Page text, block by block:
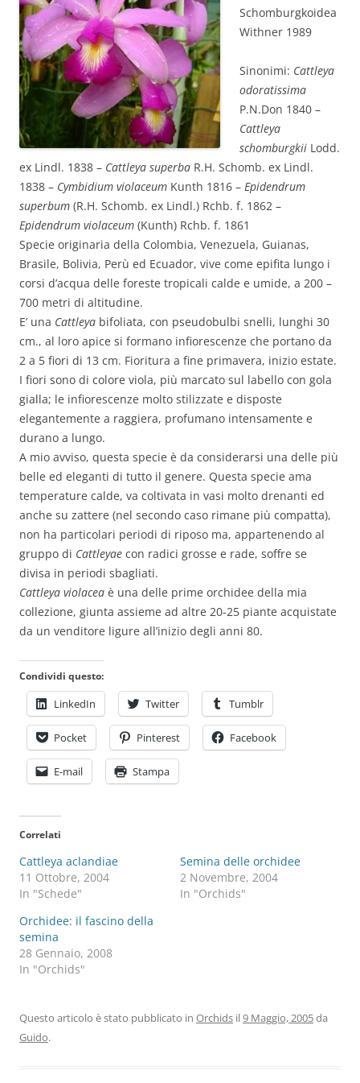
Schomburgkoidea
Withner 1989
Sinonimi: Cattleya
odoratissima
P.N.Don 1840 –
Cattleya
schomburgkii Lodd.
ex Lindl. 1838 – Cattleya superba R.H. Schomb. ex Lindl.
1838 – Cymbidium violaceum Kunth 1816 – Epidendrum
superbum (R.H. Schomb. ex Lindl.) Rchb. f. 1862 –
Epidendrum violaceum (Kunth) Rchb. f. 1861
Specie originaria della Colombia, Venezuela, Guianas,
Brasile, Bolivia, Perù ed Ecuador, vive come epifita lungo i
corsi d’acqua delle foreste tropicali calde e umide, a 200 –
700 metri di altitudine.
E’ una Cattleya bifoliata, con pseudobulbi snelli, lunghi 30
cm., al loro apice si formano infiorescenze che portano da
2 a 5 fiori di 13 cm. Fioritura a fine primavera, inizio estate.
I fiori sono di colore viola, più marcato sul labello con gola
gialla; le infiorescenze molto stilizzate e disposte
elegantemente a raggiera, profumano intensamente e
durano a lungo.
A mio avviso, questa specie è da considerarsi una delle più
belle ed eleganti di tutto il genere. Questa specie ama
temperature calde, va coltivata in vasi molto drenanti ed
anche su zattere (nel secondo caso rimane più compatta),
non ha particolari periodi di riposo ma, appartenendo al
gruppo di Cattleyae con radici grosse e rade, soffre se
divisa in periodi sbagliati.
Cattleya violacea è una delle prime orchidee della mia
collezione, giunta assieme ad altre 20-25 piante acquistate
da un venditore ligure all’inizio degli anni 80.
Condividi questo:
LinkedIn Twitter Tumblr
Pocket Pinterest Facebook
E-mail Stampa
Correlati
Cattleya aclandiae
11 Ottobre, 2004
In "Schede"
Semina delle orchidee
2 Novembre, 2004
In "Orchids"
Orchidee: il fascino della
semina
28 Gennaio, 2008
In "Orchids"
Questo articolo è stato pubblicato in Orchids il9 Maggio, 2005da
Guido.